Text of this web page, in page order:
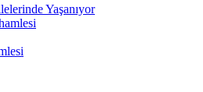
Yaşanıyor